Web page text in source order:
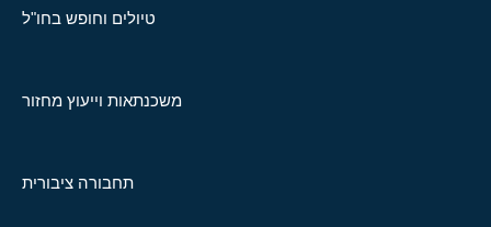
טיולים וחופש בחו"ל
משכנתאות וייעוץ מחזור
תחבורה ציבורית